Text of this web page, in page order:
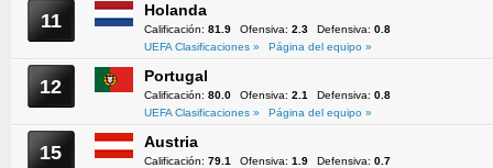
11 Holanda
Calificación: 81.9 Ofensiva: 2.3 Defensiva: 0.8
UEFA Clasificaciones »
Página del equipo »
12 Portugal
Calificación: 80.0 Ofensiva: 2.1 Defensiva: 0.8
UEFA Clasificaciones »
Página del equipo »
15 Austria
Calificación: 79.1 Ofensiva: 1.9 Defensiva: 0.7